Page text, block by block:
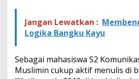
Jangan Lewatkan :
Logika Bangku Kayu
Sebagai mahasiswa S2
Muslimin cukup aktif menulis di